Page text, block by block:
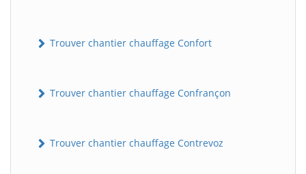
Trouver chantier chauffage Confort
Trouver chantier chauffage Confrançon
Trouver chantier chauffage Contrevoz
B Assistant en ligne